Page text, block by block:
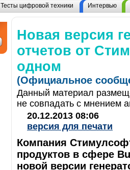
Тесты цифровой техники Интервью
Новая версия
отчетов от
одном
(Официальное
Данный материал
не совпадать с мнением
20.12.2013 08:06
версия для печати
Компания
продуктов в сфере
новой версии